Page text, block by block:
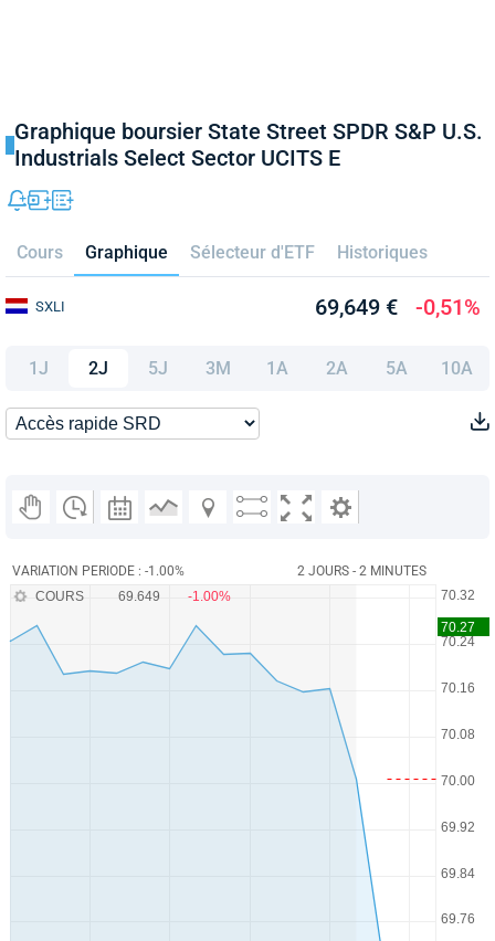
Graphique boursier State Street SPDR S&P U.S.
Industrials Select Sector UCITS E
Cours Graphique Sélecteur d'ETF Historiques
SXLI 69,649 € -0,51%
1J 2J 5J 3M 1A 2A 5A 10A
VARIATION PERIODE : -1.00% 2 JOURS - 2 MINUTES
COURS 69.649 -1.00%